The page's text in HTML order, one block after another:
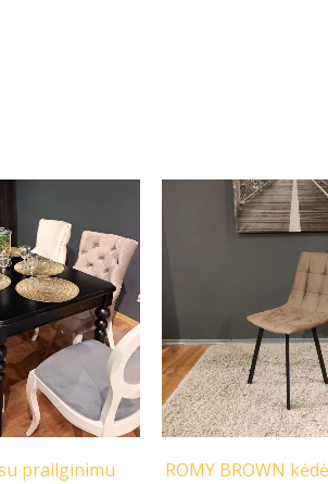
prailginimu
€.
is:
290,00 €.
ROMY BROWN kėdė
Original
price
was:
price
is: